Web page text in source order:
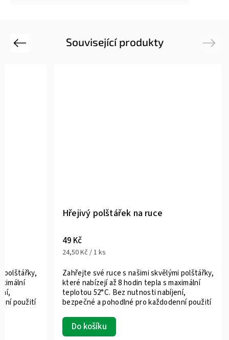
Související produkty
Previous
polštářky,
použití
Hřejivý polštářek na ruce
49 Kč
24,50 Kč / 1 ks
Do košíku
Zahřejte své ruce s našimi skvělými polštářky,
které nabízejí až 8 hodin tepla s maximální
teplotou 52°C. Bez nutnosti nabíjení,
bezpečné a pohodlné pro každodenní použití
Next